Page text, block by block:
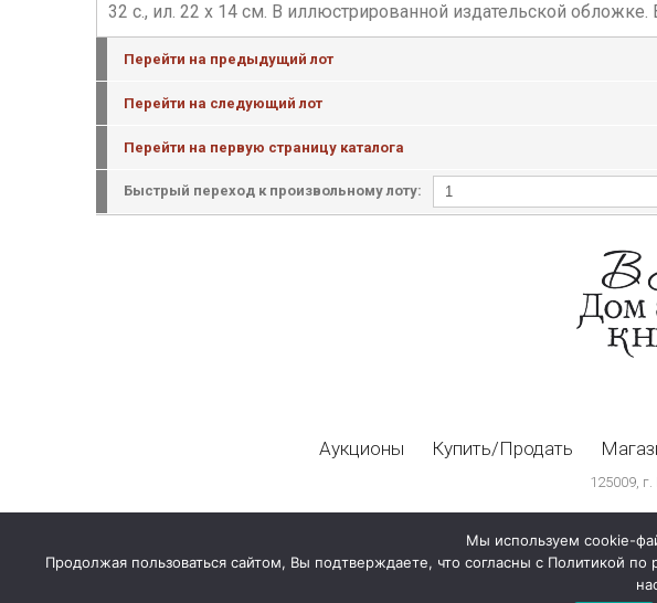
32 с., ил. 22 х 14 см. В иллюстрированной издательской
Перейти на предыдущий лот
Перейти на следующий лот
Перейти на первую страницу каталога
Быстрый переход к произвольному лоту:
Аукционы Купить/Продать
125009,
Мы используем cookie-
Продолжая пользоваться сайтом, Вы подтверждаете, что согласны с Политикой